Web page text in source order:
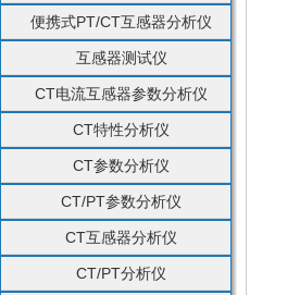
便携式PT/CT互感器分析仪
互感器测试仪
CT电流互感器参数分析仪
CT特性分析仪
CT参数分析仪
CT/PT参数分析仪
CT互感器分析仪
CT/PT分析仪